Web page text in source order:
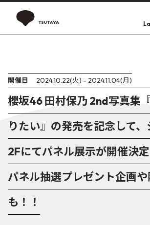
開催日 2024.10.22(火) - 2024.11.04(月)
櫻坂46 田村保乃 2nd写真集
りたい』の発売を記念して
2Fにてパネル展示が開催決定
パネル抽選プレゼント企画
も！！